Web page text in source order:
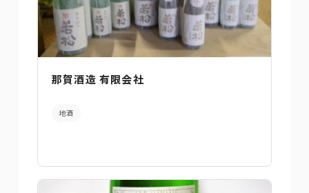
那賀酒造 有限会社
地酒